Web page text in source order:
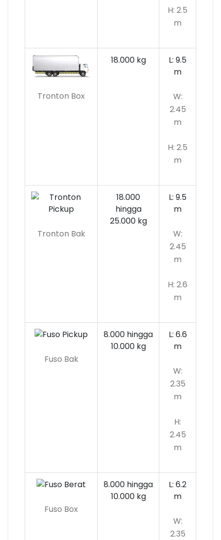
H: 2.5
m
Tronton Box
18.000 kg
L: 9.5
m
W:
2.45
m
H: 2.5
m
Tronton Bak
18.000
hingga
25.000 kg
L: 9.5
m
W:
2.45
m
H: 2.6
m
Fuso Bak
8.000 hingga
10.000kg
L: 6.6
m
W:
2.35
m
H:
2.45
m
Fuso Box
8.000 hingga
10.000 kg
L: 6.2
m
W:
2.35